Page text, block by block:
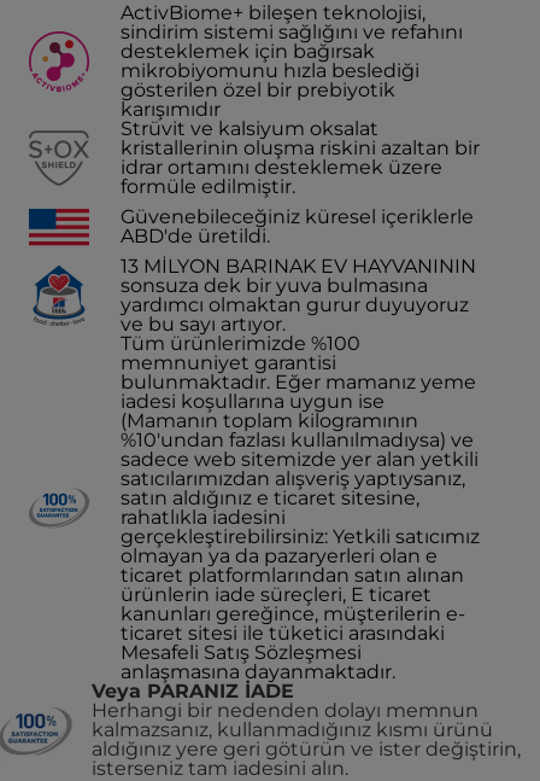
ActivBiome+ bileşen teknolojisi,
sindirim sistemi sağlığını ve refahını
desteklemek için bağırsak
mikrobiyomunu hızla beslediği
gösterilen özel bir prebiyotik
karışımıdır
Strüvit ve kalsiyum oksalat
kristallerinin oluşma riskini azaltan bir
idrar ortamını desteklemek üzere
formüle edilmiştir.
Güvenebileceğiniz küresel içeriklerle
ABD'de üretildi.
13 MİLYON BARINAK EV HAYVANININ
sonsuza dek bir yuva bulmasına
yardımcı olmaktan gurur duyuyoruz
ve bu sayı artıyor.
Tüm ürünlerimizde %100
memnuniyet garantisi
bulunmaktadır. Eğer mamanız yeme
iadesi koşullarına uygun ise
(Mamanın toplam kilogramının
%10'undan fazlası kullanılmadıysa) ve
sadece web sitemizde yer alan yetkili
satıcılarımızdan alışveriş yaptıysanız,
satın aldığınız e ticaret sitesine,
rahatlıkla iadesini
gerçekleştirebilirsiniz: Yetkili satıcımız
olmayan ya da pazaryerleri olan e
ticaret platformlarından satın alınan
ürünlerin iade süreçleri, E ticaret
kanunları gereğince, müşterilerin e-
ticaret sitesi ile tüketici arasındaki
Mesafeli Satış Sözleşmesi
anlaşmasına dayanmaktadır.
Veya PARANIZ İADE
Herhangi bir nedenden dolayı memnun
kalmazsanız, kullanmadığınız kısmı ürünü
aldığınız yere geri götürün ve ister değiştirin,
isterseniz tam iadesini alın.